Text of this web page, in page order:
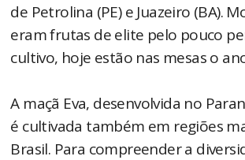
de Petrolina (PE) e Juazeiro (BA).
eram frutas de elite pelo pouco
cultivo, hoje estão nas mesas o
A maçã Eva, desenvolvida no
é cultivada também em regiões
Brasil. Para compreender a